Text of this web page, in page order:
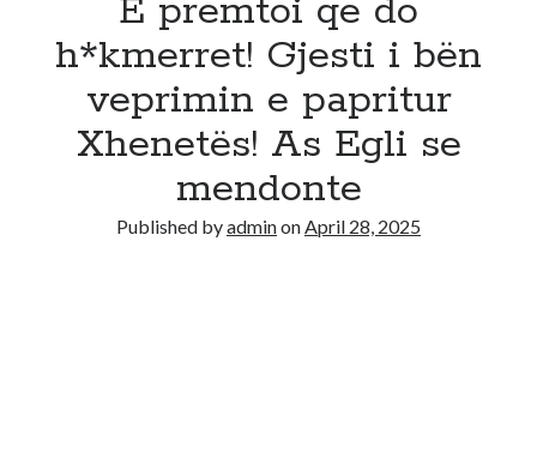
E premtoi qe do
h*kmerret! Gjesti i bën
veprimin e papritur
Xhenetës! As Egli se
mendonte
Published byadminonApril 28, 2025